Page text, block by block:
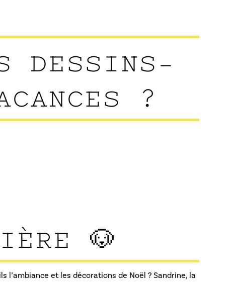
DESSINS-
?
🐶
l’ambiance et les décorations de Noël ? Sandrine, la